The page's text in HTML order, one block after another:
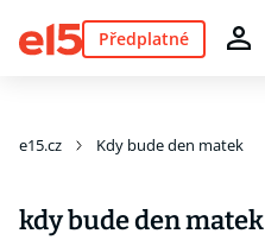
Předplatné
e15.cz Kdy bude den matek
kdy bude den matek